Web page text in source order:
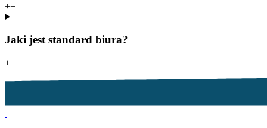
+−
Jaki jest standard biura?
+−